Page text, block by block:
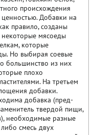
происхождения
Добавки на
правило, созданы
некоторые мясоеды
которые
Но выбирая соевые
большинство из них
плохо
На третьем
добавки.
добавка (пред-
твердой пищи,
необходимые разные
смесь двух